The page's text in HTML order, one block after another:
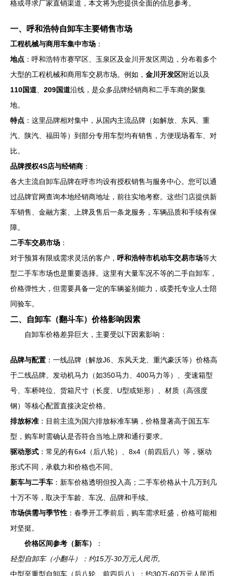
格或寻求厂家直销渠道，本文将为您提供全面的信息参考。
一、呼和浩特自卸车主要销售市场
工程机械与商用车集中市场 ：
地点 ：呼和浩特市赛罕区、玉泉区及金川开发区周边，分布着多个
大型的工程机械和商用车交易市场。例如， 金川开发区附近以及
110国道
209国道沿线，是众多品牌经销商和二手车商的聚集
地。
特点 ：这里品牌相对集中，从国内主流品牌（如解放、东风、重
汽、陕汽、福田等）到部分专用车型均有销售，方便现场看车、对
比。
品牌授权4S店与经销商 ：
各大主流自卸车品牌在呼市均设有授权销售与服务中心。您可以通
过品牌官网查询本地经销商地址，前往实地考察。这些门店提供新
车销售、金融方案、上牌及售后一条龙服务，车辆品质和手续有保
障。
二手车交易市场 ：
对于预算有限或需求灵活的客户， 呼和浩特市机动车交易市场等大
型二手车市场也是重要选择。这里有大量车况不等的二手自卸车，
价格弹性大，但需要具备一定的车辆鉴别能力，或委托专业人士陪
同验车。
二、自卸车（翻斗车）价格影响因素
自卸车价格差异巨大，主要受以下因素影响：
品牌与配置 ：一线品牌（解放J6、东风天龙、重汽豪沃等）价格高
于二线品牌。发动机马力（如350马力、400马力等）、变速箱型
号、车桥吨位、货箱尺寸（长度、U型或矩形）、材质（高强度
钢）等核心配置直接决定价格。
排放标准 ：目前主流为国六排放标准车辆，价格显著高于国五车
型，购车时需确认是否符合当地上牌和通行要求。
驱动形式 ：常见的有6x4（后八轮）、8x4（前四后八）等，驱动
形式不同，承载力和价格也不同。
新车与二手车 ：新车价格透明但投入高；二手车价格从十几万到几
十万不等，取决于车龄、车况、品牌和手续。
市场供需与季节性 ：春季开工季前后，购车需求旺盛，价格可能相
对坚挺。
价格区间参考（新车）
：
轻型自卸车（小翻斗）：约15万-30万元人民币。
中型至重型自卸车（后八轮、前四后八）：约30万-60万元人民币